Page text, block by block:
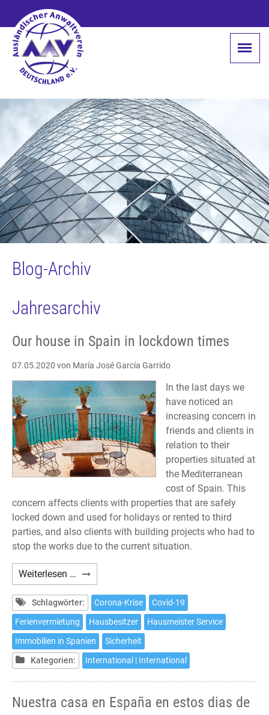
Blog-Archiv
Jahresarchiv
Our house in Spain in lockdown times
07.05.2020 von María José García Garrido
In the last days we
have noticed an
increasing concern in
friends and clients in
relation to their
properties situated at
the Mediterranean
cost of Spain. This
concern affects clients with properties that are safely
locked down and used for holidays or rented to third
parties, and also clients with building projects who had to
stop the works due to the current situation.
Weiterlesen … Our
house
in
Spain
in
lockdown
times
Schlagwörter: Corona-Krise
Covid-19
Ferienvermietung
Hausbesitzer
Hausmeister Service
Immobilien in Spanien
Sicherheit
Kategorien:
International | International
Nuestra casa en España en estos dias de